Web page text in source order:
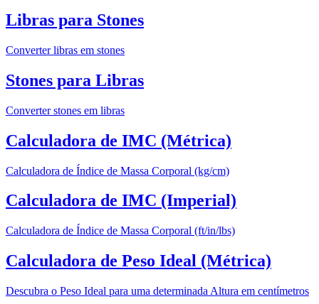
Libras para Stones
Converter libras em stones
Stones para Libras
Converter stones em libras
Calculadora de IMC (Métrica)
Calculadora de Índice de Massa Corporal (kg/cm)
Calculadora de IMC (Imperial)
Calculadora de Índice de Massa Corporal (ft/in/lbs)
Calculadora de Peso Ideal (Métrica)
Descubra o Peso Ideal para uma determinada Altura em centímetros